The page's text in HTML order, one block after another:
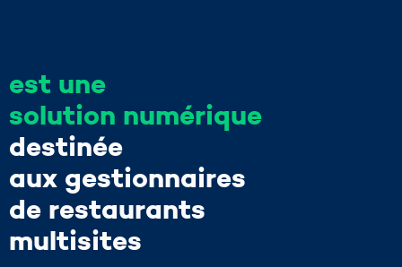
est une
solution numérique
destinée
aux gestionnaires
de restaurants
multisites